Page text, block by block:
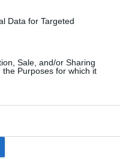
Data for Targeted
Sale, and/or Sharing
Purposes for which it
κάθε
πότε τα
για τη